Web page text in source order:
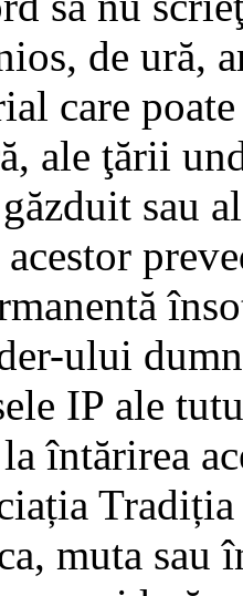
de ură,
care
ale ţării
sau
acestor
ului
IP ale
întărirea
muta sau